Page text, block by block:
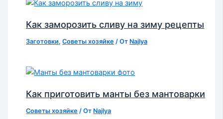
Как заморозить сливу на зиму рецепты
Заготовки,Советы хозяйке / От Najlya
Как приготовить манты без мантоварки
Советы хозяйке / От Najlya